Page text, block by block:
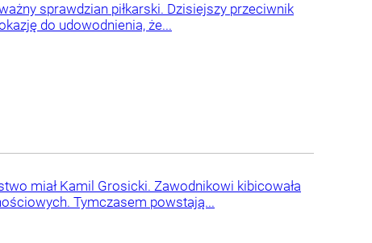
sprawdzian piłkarski. Dzisiejszy przeciwnik
do udowodnienia, że...
miał Kamil Grosicki. Zawodnikowi kibicowała
Tymczasem powstają...